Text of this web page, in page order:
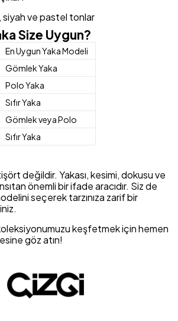
siyah ve pastel tonlar
Size Uygun?
En Uygun Yaka Modeli
Gömlek Yaka
Polo Yaka
Sıfır Yaka
Gömlek veya Polo
Sıfır Yaka
değildir. Yakası, kesimi, dokusu ve
önemli bir ifade aracıdır. Siz de
seçerek tarzınıza zarif bir
keşfetmek için hemen
göz atın!